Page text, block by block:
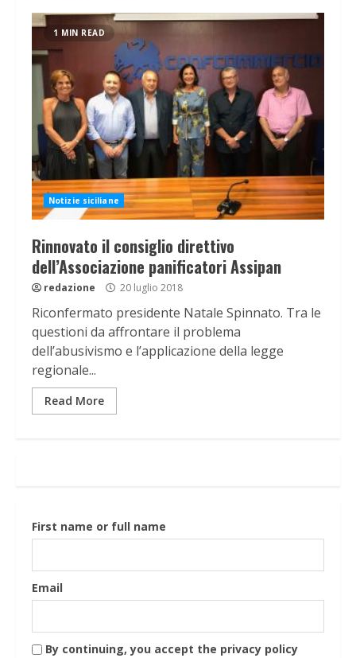
1 MIN READ
Notizie siciliane
Rinnovato il consiglio direttivo
dell’Associazione panificatori Assipan
redazione 20 luglio 2018
Riconfermato presidente Natale Spinnato. Tra le
questioni da affrontare il problema
dell’abusivismo e l’applicazione della legge
regionale...
Read More
First name or full name
Email
By continuing, you accept the privacy policy